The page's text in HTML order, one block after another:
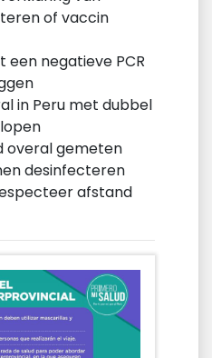
of vaccin
een negatieve PCR
in Peru met dubbel
overal gemeten
desinfecteren
afstand